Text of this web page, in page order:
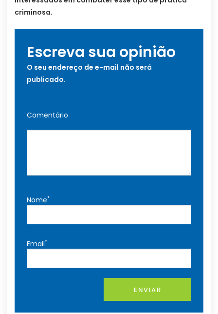
criminosa.
Escreva sua opinião
O seu endereço de e-mail não será
publicado.
Comentário
Nome*
Email*
ENVIAR